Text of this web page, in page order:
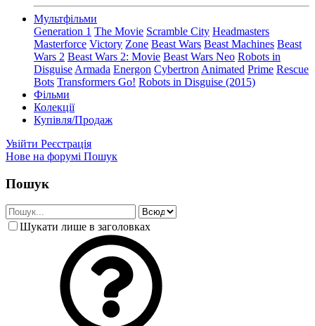
Мультфільми
Generation 1 The Movie Scramble City Headmasters
Masterforce Victory Zone Beast Wars Beast Machines Beast
Wars 2 Beast Wars 2: Movie Beast Wars Neo Robots in
Disguise Armada Energon Cybertron Animated Prime Rescue
Bots Transformers Go! Robots in Disguise (2015)
Фільми
Колекції
Купівля/Продаж
Увійти Реєстрація
Нове на форумі Пошук
Пошук
Шукати лише в заголовках